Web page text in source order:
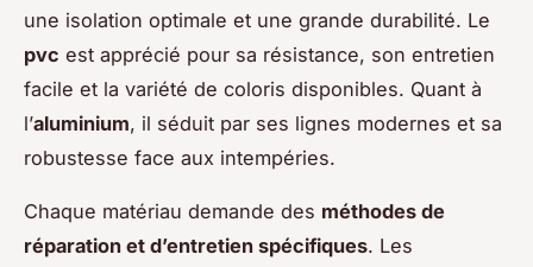
une isolation optimale et une grande durabilité. Le
pvc est apprécié pour sa résistance, son entretien
facile et la variété de coloris disponibles. Quant à
l’aluminium, il séduit par ses lignes modernes et sa
robustesse face aux intempéries.
Chaque matériau demande des méthodes de
réparation et d’entretien spécifiques. Les